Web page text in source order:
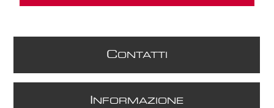
CONTATTI
NFORMAZIONE